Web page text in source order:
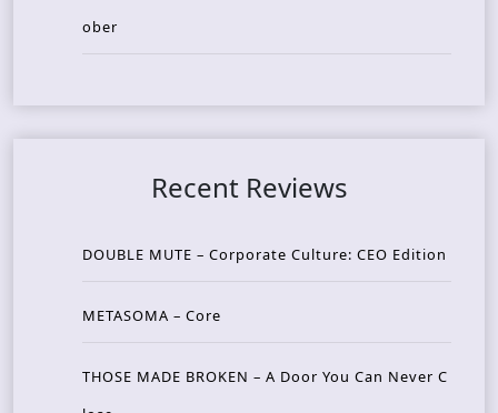
ober
Recent Reviews
DOUBLE MUTE – Corporate Culture: CEO Edition
METASOMA – Core
THOSE MADE BROKEN – A Door You Can Never C